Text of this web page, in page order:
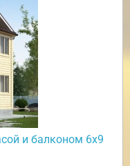
и балконом 6х9